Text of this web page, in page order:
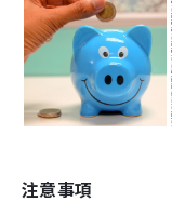
注意事項